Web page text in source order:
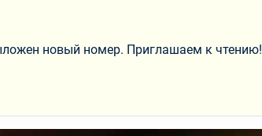
новый номер. Приглашаем к чтению!